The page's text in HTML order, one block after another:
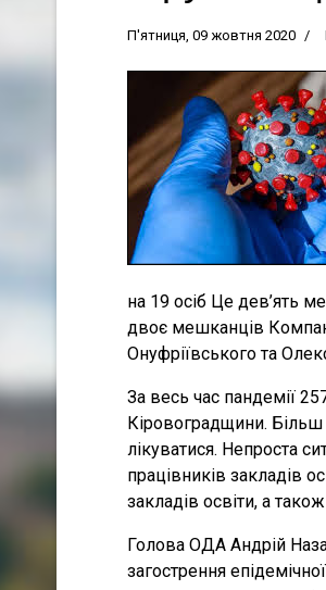
П'ятниця, 09 жовтня 2020
на 19 осіб Це дев’ять
двоє мешканців
Онуфріївського та
За весь час пандемії
Кіровоградщини.
лікуватися. Непроста
працівників закладів
закладів освіти, а
Голова ОДА Андрій
загострення